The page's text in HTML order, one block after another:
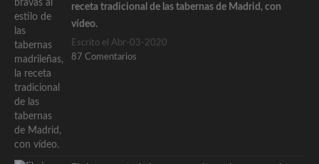
receta tradicional de las tabernas de Madrid, con
vídeo.
Escrito el Abr-03-2020
87 Comentarios